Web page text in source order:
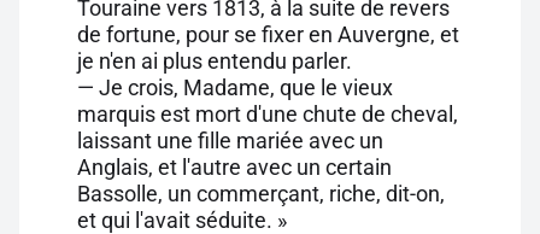
Touraine vers 1813, à la suite de revers
de fortune, pour se fixer en Auvergne, et
je n'en ai plus entendu parler.
— Je crois, Madame, que le vieux
marquis est mort d'une chute de cheval,
laissant une fille mariée avec un
Anglais, et l'autre avec un certain
Bassolle, un commerçant, riche, dit-on,
et qui l'avait séduite. »